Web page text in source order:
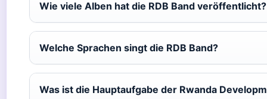
Wie viele Alben hat die RDB Band veröffentlicht?
Welche Sprachen singt die RDB Band?
Was ist die Hauptaufgabe der Rwanda